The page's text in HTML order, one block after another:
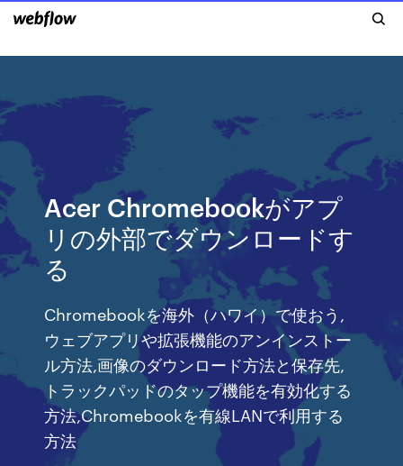
Acer Chromebookがアプ
リの外部でダウンロードす
る
Chromebookを海外（ハワイ）で使おう,
ウェブアプリや拡張機能のアンインストー
ル方法,画像のダウンロード方法と保存先,
トラックパッドのタップ機能を有効化する
方法,Chromebookを有線LANで利用する
方法